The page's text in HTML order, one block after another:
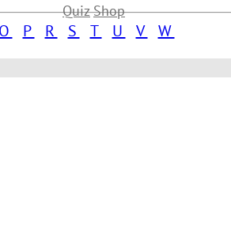
QuizShop
O P R S T U V W